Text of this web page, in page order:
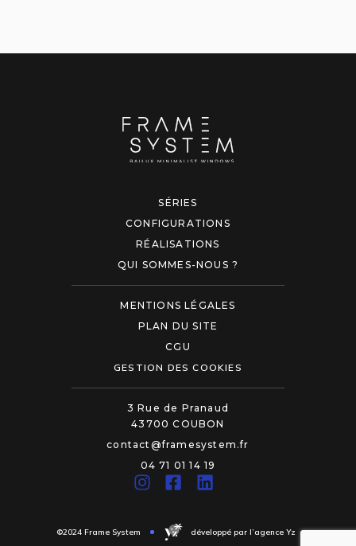
SÉRIES
CONFIGURATIONS
RÉALISATIONS
QUI SOMMES-NOUS ?
MENTIONS LÉGALES
PLAN DU SITE
CGU
GESTION DES COOKIES
3 Rue de Pranaud
43700 COUBON
contact@framesystem.fr
04 71 01 14 19
©2024 Frame System
développé par l’agence Yz